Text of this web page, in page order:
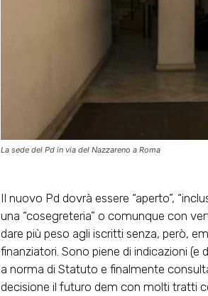
La sede del Pd in via del Nazzareno a Roma
Il nuovo Pd dovrà essere “aperto”,
una “cosegreteria” o comunque con
dare più peso agli iscritti senza, però,
finanziatori. Sono piene di indicazioni
a norma di Statuto e finalmente
decisione il futuro dem con molti tratti